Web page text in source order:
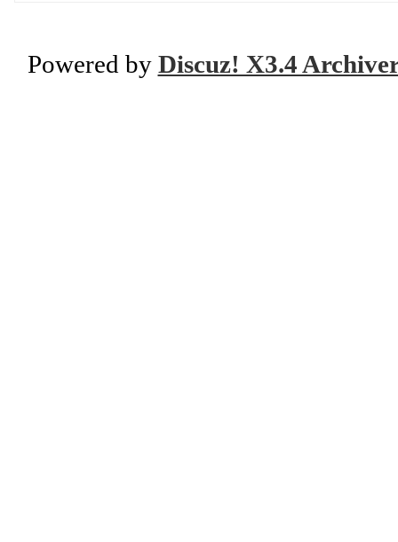
Powered by Discuz! X3.4